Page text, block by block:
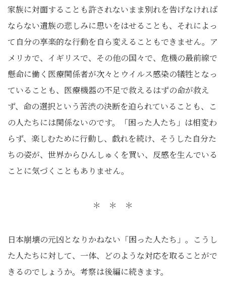
家族に対面することも許されないまま別れを告げなければ
ならない遺族の悲しみに思いをはせることも、それによっ
て自分の享楽的な行動を自ら変えることもできません。ア
メリカで、イギリスで、その他の国々で、危機の最前線で
懸命に働く医療関係者が次々とウイルス感染の犠牲となっ
ていることも、医療機器の不足で救えるはずの命が救え
ず、命の選択という苦渋の決断を迫られていることも、こ
の人たちには関係ないのです。「困った人たち」は相変わ
らず、楽しむために行動し、戯れを続け、そうした自分た
ちの姿が、世界からひんしゅくを買い、反感を生んでいる
ことに気づくこともありません。
＊ ＊ ＊
日本崩壊の元凶となりかねない「困った人たち」。こうし
た人たちに対して、一体、どのような対応を取ることがで
きるのでしょうか。考察は後編に続きます。